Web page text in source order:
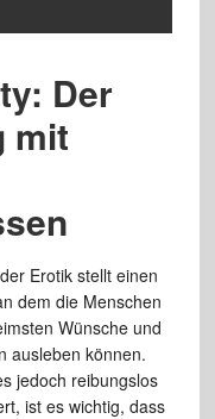
Der
mit
Erotik stellt einen
dem die Menschen
Wünsche und
ausleben können.
jedoch reibungslos
ist es wichtig, dass